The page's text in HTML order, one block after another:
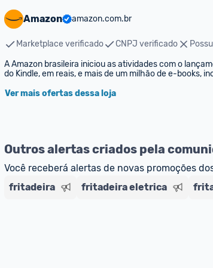
Amazon amazon.com.br
Marketplace verificado CNPJ verificado
A Amazon brasileira iniciou as atividades com o
do Kindle, em reais, e mais de um milhão de e-books,
Ver mais ofertas dessa loja
Outros alertas criados pela
Você receberá alertas de novas promoções
fritadeira
fritadeira eletrica